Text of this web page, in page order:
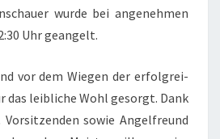
wur­de bei ange­neh­men
Uhr geangelt.
vor dem Wie­gen der erfolg­rei­
das leib­li­che Wohl gesorgt. Dank
sowie Angel­freund